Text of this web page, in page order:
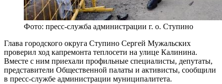
Фото: пресс-служба администрации г. о. Ступино
Глава городского округа Ступино Сергей Мужальских
проверил ход капремонта теплосети на улице Калинина.
Вместе с ним приехали профильные специалисты, депутаты,
представители Общественной палаты и активисты, сообщили
в пресс-службе администрации муниципалитета.